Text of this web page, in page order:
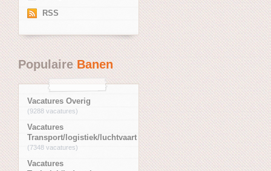
RSS
PopulaireBanen
Vacatures Overig
(9288 vacatures)
Vacatures
Transport/logistiek/luchtvaart
(7348 vacatures)
Vacatures